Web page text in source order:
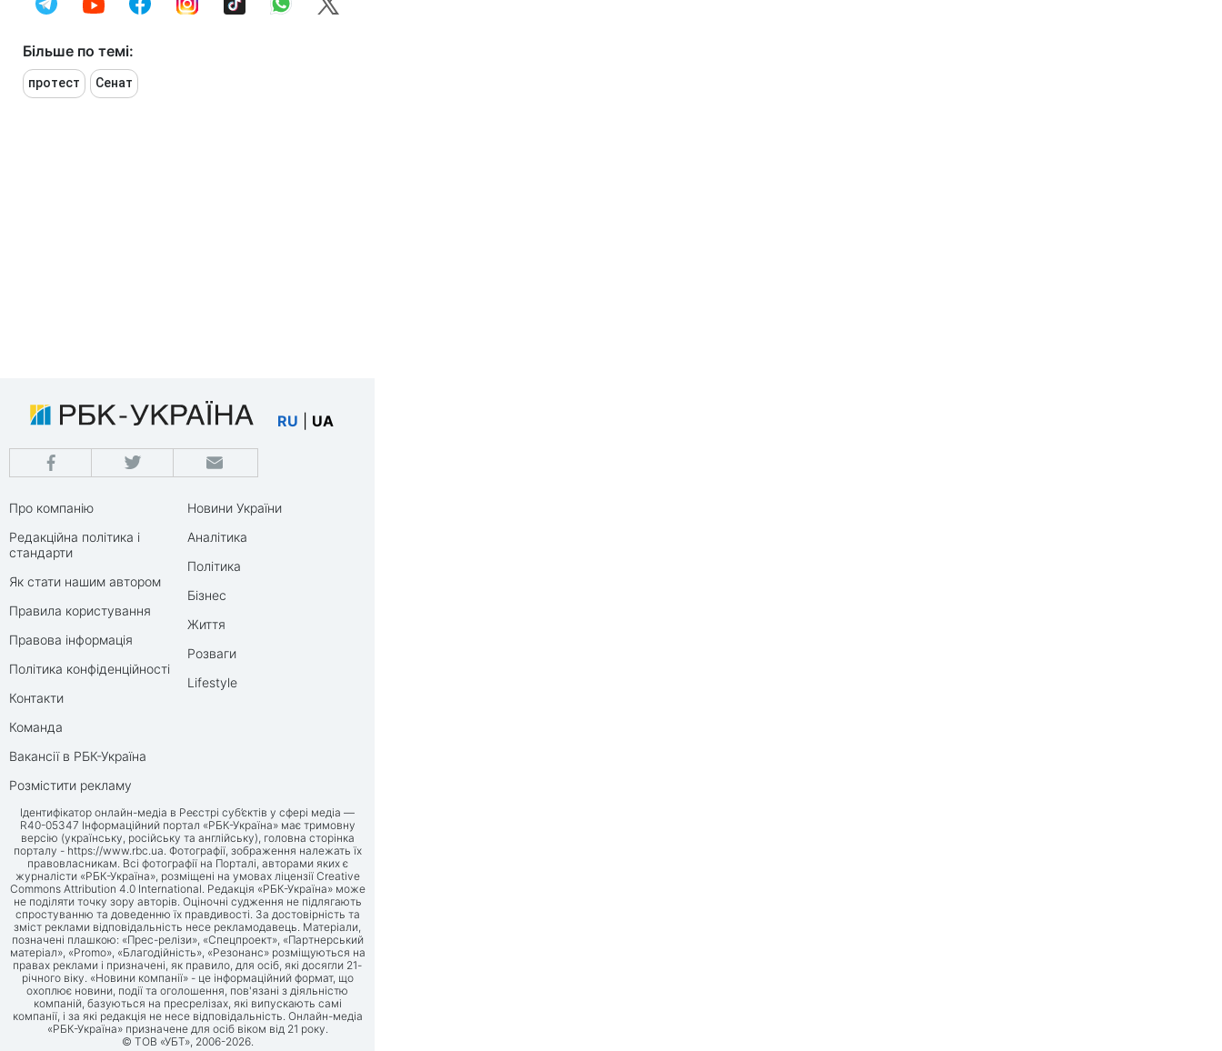
Більше по темі:
протест Сенат
RU UA
Про компанію
Редакційна політика і
стандарти
Як стати нашим автором
Правила користування
Правова інформація
Політика конфіденційності
Контакти
Команда
Вакансії в РБК-Україна
Розмістити рекламу
Новини України
Аналітика
Політика
Бізнес
Життя
Розваги
Lifestyle
Ідентифікатор онлайн-медіа в Реєстрі суб’єктів у сфері медіа —
R40-05347 Інформаційний портал «РБК-Україна» має тримовну
версію (українську, російську та англійську), головна сторінка
порталу - https://www.rbc.ua. Фотографії, зображення належать їх
правовласникам. Всі фотографії на Порталі, авторами яких є
журналісти «РБК-Україна», розміщені на умовах ліцензії Creative
Commons Attribution 4.0 International. Редакція «РБК-Україна» може
не поділяти точку зору авторів. Оціночні судження не підлягають
спростуванню та доведенню їх правдивості. За достовірність та
зміст реклами відповідальність несе рекламодавець. Матеріали,
позначені плашкою: «Прес-релізи», «Спецпроект», «Партнерський
матеріал», «Promo», «Благодійність», «Резонанс» розміщуються на
правах реклами і призначені, як правило, для осіб, які досягли 21-
річного віку. «Новини компанії» - це інформаційний формат, що
охоплює новини, події та оголошення, пов'язані з діяльністю
компаній, базуються на пресрелізах, які випускають самі
компанії, і за які редакція не несе відповідальність. Онлайн-медіа
«РБК-Україна» призначене для осіб віком від 21 року.
© ТОВ «УБТ», 2006-2026.